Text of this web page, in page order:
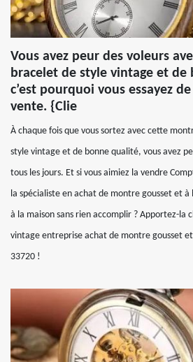
Vous avez peur des voleurs
bracelet de style vintage et de
c’est pourquoi vous essayez
vente. {Clie
À chaque fois que vous sortez avec cette
style vintage et de bonne qualité, vous avez
tous les jours. Et si vous aimiez la vendre
la spécialiste en achat de montre gousset et
à la maison sans rien accomplir ? Apportez-la
vintage entreprise achat de montre gousset
33720 !